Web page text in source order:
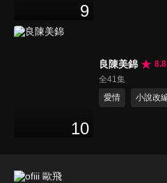
9
10
良陳美錦
8.8
全41集
愛情
小說改